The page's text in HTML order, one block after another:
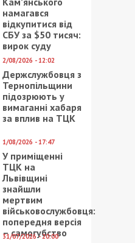
намагався
відкупитися від
СБУ за $50 тисяч:
вирок суду
2/08/2026 - 12:02
Держслужбовця з
Тернопільщини
підозрюють у
вимаганні хабаря
за вплив на ТЦК
1/08/2026 - 17:47
У приміщенні
ТЦК на
Львівщині
знайшли
мертвим
військовослужбовця:
попередня версія
– самогубство
31/07/2026 - 20:00